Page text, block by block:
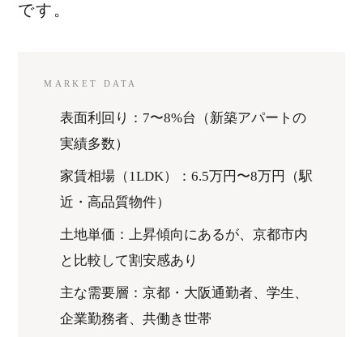
です。
MARKET DATA
表面利回り：7〜8%台（新築アパートの
実績多数）
家賃相場（1LDK）：6.5万円〜8万円（駅
近・高品質物件）
土地単価：上昇傾向にあるが、京都市内
と比較して割安感あり
主な需要層：京都・大阪通勤者、学生、
企業勤務者、共働き世帯